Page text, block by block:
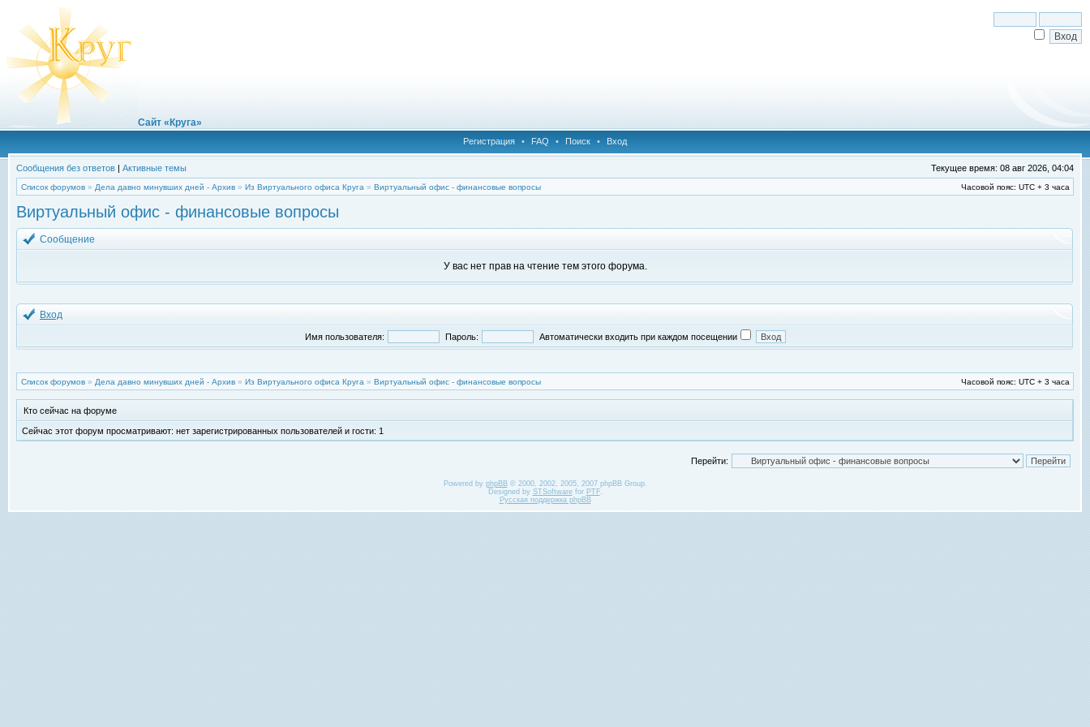
Сайт «Круга»
Регистрация • FAQ • Поиск • Вход
Сообщения без ответов | Активные темы Текущее время: 08 авг 2026, 04:04
Список форумов » Дела давно минувших дней - Архив » Из Виртуального офиса Круга » Виртуальный офис - финансовые вопросы Часовой пояс: UTC + 3 часа
Виртуальный офис - финансовые вопросы
Сообщение
У вас нет прав на чтение тем этого форума.
Вход
Имя пользователя: Пароль: Автоматически входить при каждом посещении
Список форумов » Дела давно минувших дней - Архив » Из Виртуального офиса Круга » Виртуальный офис - финансовые вопросы Часовой пояс: UTC + 3 часа
Кто сейчас на форуме
Сейчас этот форум просматривают: нет зарегистрированных пользователей и гости: 1
Перейти:
Powered by phpBB© 2000, 2002, 2005, 2007 phpBB Group.
Designed by STSoftwarefor PTF.
Русская поддержка phpBB